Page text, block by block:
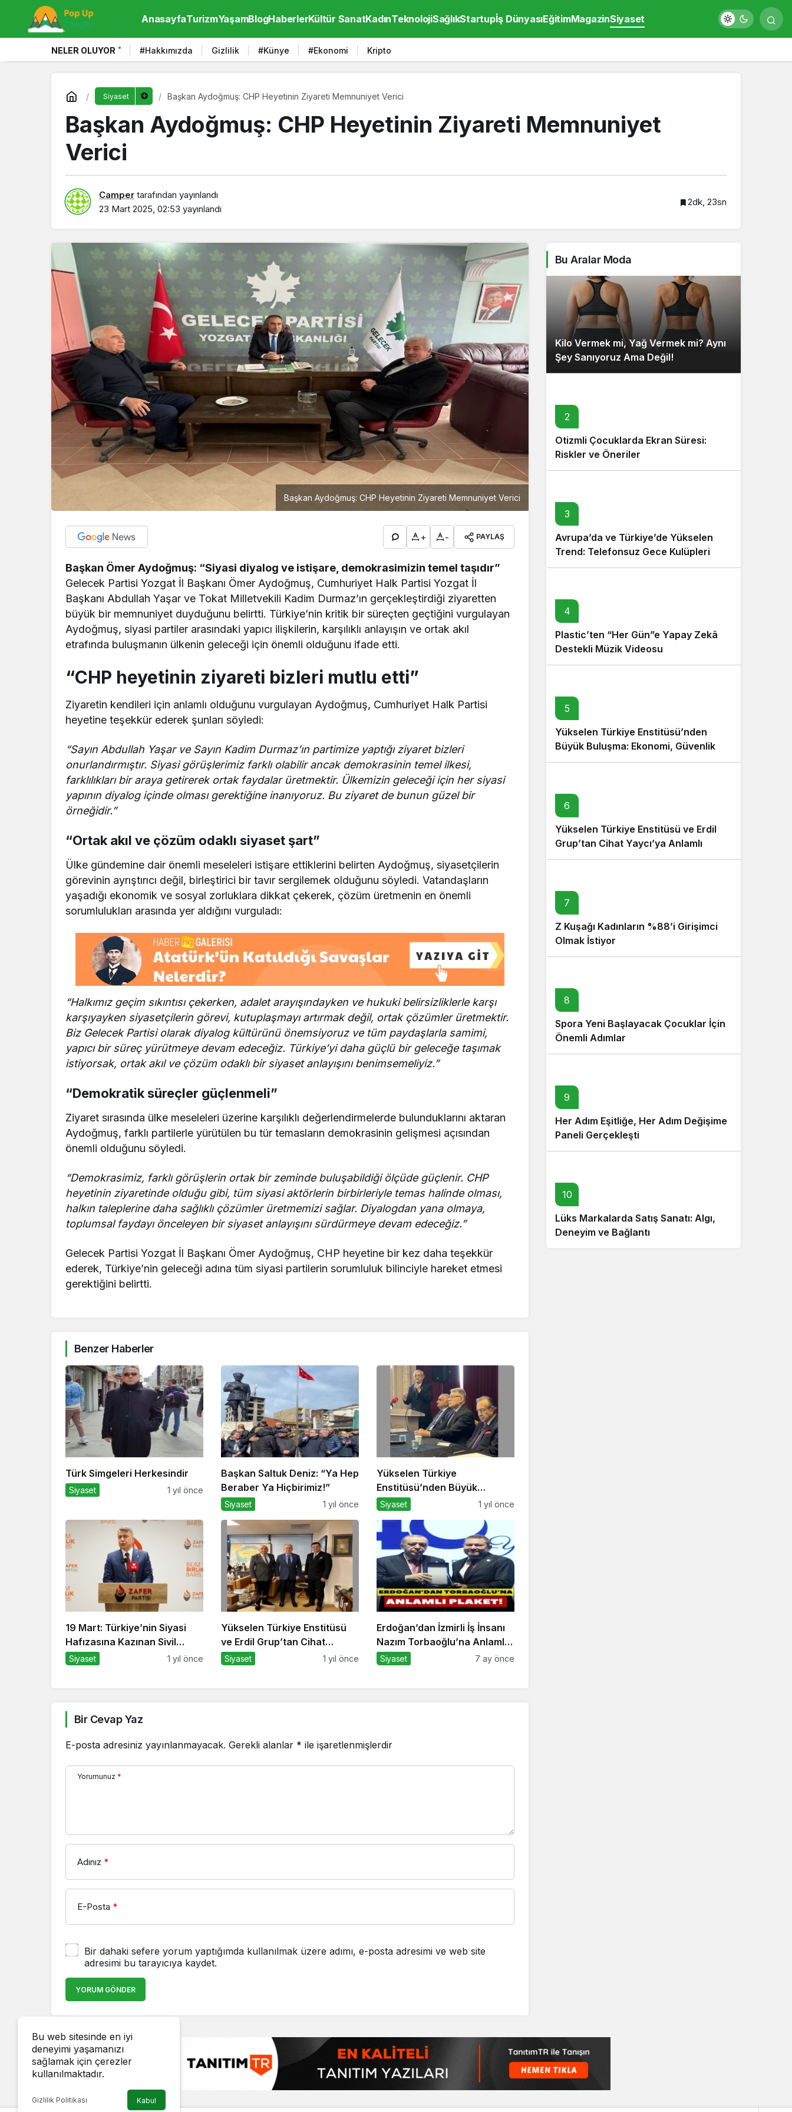
AnasayfaTurizmYaşamBlogHaberlerKültür SanatKadınTeknolojiSağlıkStartupİş DünyasıEğitimMagazinSiyaset
NELER OLUYOR #Hakkımızda Gizlilik #Künye #Ekonomi Kripto
Siyaset Başkan Aydoğmuş: CHP Heyetinin Ziyareti Memnuniyet Verici
Başkan Aydoğmuş: CHP Heyetinin Ziyareti Memnuniyet
Verici
Camper tarafından yayınlandı
23 Mart 2025, 02:53 yayınlandı
2dk, 23sn
Başkan Aydoğmuş: CHP Heyetinin Ziyareti Memnuniyet Verici
+ - PAYLAŞ
Başkan Ömer Aydoğmuş: “Siyasi diyalog ve istişare, demokrasimizin temel taşıdır”
Gelecek Partisi Yozgat İl Başkanı Ömer Aydoğmuş, Cumhuriyet Halk Partisi Yozgat İl
Başkanı Abdullah Yaşar ve Tokat Milletvekili Kadim Durmaz’ın gerçekleştirdiği ziyaretten
büyük bir memnuniyet duyduğunu belirtti. Türkiye’nin kritik bir süreçten geçtiğini vurgulayan
Aydoğmuş, siyasi partiler arasındaki yapıcı ilişkilerin, karşılıklı anlayışın ve ortak akıl
etrafında buluşmanın ülkenin geleceği için önemli olduğunu ifade etti.
“CHP heyetinin ziyareti bizleri mutlu etti”
Ziyaretin kendileri için anlamlı olduğunu vurgulayan Aydoğmuş, Cumhuriyet Halk Partisi
heyetine teşekkür ederek şunları söyledi:
“Sayın Abdullah Yaşar ve Sayın Kadim Durmaz’ın partimize yaptığı ziyaret bizleri
onurlandırmıştır. Siyasi görüşlerimiz farklı olabilir ancak demokrasinin temel ilkesi,
farklılıkları bir araya getirerek ortak faydalar üretmektir. Ülkemizin geleceği için her siyasi
yapının diyalog içinde olması gerektiğine inanıyoruz. Bu ziyaret de bunun güzel bir
örneğidir.”
“Ortak akıl ve çözüm odaklı siyaset şart”
Ülke gündemine dair önemli meseleleri istişare ettiklerini belirten Aydoğmuş, siyasetçilerin
görevinin ayrıştırıcı değil, birleştirici bir tavır sergilemek olduğunu söyledi. Vatandaşların
yaşadığı ekonomik ve sosyal zorluklara dikkat çekerek, çözüm üretmenin en önemli
sorumlulukları arasında yer aldığını vurguladı:
“Halkımız geçim sıkıntısı çekerken, adalet arayışındayken ve hukuki belirsizliklerle karşı
karşıyayken siyasetçilerin görevi, kutuplaşmayı artırmak değil, ortak çözümler üretmektir.
Biz Gelecek Partisi olarak diyalog kültürünü önemsiyoruz ve tüm paydaşlarla samimi,
yapıcı bir süreç yürütmeye devam edeceğiz. Türkiye’yi daha güçlü bir geleceğe taşımak
istiyorsak, ortak akıl ve çözüm odaklı bir siyaset anlayışını benimsemeliyiz.”
“Demokratik süreçler güçlenmeli”
Ziyaret sırasında ülke meseleleri üzerine karşılıklı değerlendirmelerde bulunduklarını aktaran
Aydoğmuş, farklı partilerle yürütülen bu tür temasların demokrasinin gelişmesi açısından
önemli olduğunu söyledi.
“Demokrasimiz, farklı görüşlerin ortak bir zeminde buluşabildiği ölçüde güçlenir. CHP
heyetinin ziyaretinde olduğu gibi, tüm siyasi aktörlerin birbirleriyle temas halinde olması,
halkın taleplerine daha sağlıklı çözümler üretmemizi sağlar. Diyalogdan yana olmaya,
toplumsal faydayı önceleyen bir siyaset anlayışını sürdürmeye devam edeceğiz.”
Gelecek Partisi Yozgat İl Başkanı Ömer Aydoğmuş, CHP heyetine bir kez daha teşekkür
ederek, Türkiye’nin geleceği adına tüm siyasi partilerin sorumluluk bilinciyle hareket etmesi
gerektiğini belirtti.
Benzer Haberler
Türk Simgeleri Herkesindir
Siyaset 1 yıl önce
Başkan Saltuk Deniz: “Ya Hep
Beraber Ya Hiçbirimiz!”
Siyaset 1 yıl önce
Yükselen Türkiye
Enstitüsü’nden Büyük
Buluşma: Ekonomi, Güvenlik
Konferansı
Siyaset 1 yıl önce
19 Mart: Türkiye’nin Siyasi
Hafızasına Kazınan Sivil
Darbe
Siyaset 1 yıl önce
Yükselen Türkiye Enstitüsü
ve Erdil Grup’tan Cihat
Yaycı’ya Anlamlı Ziyaret
Siyaset 1 yıl önce
Erdoğan’dan İzmirli İş İnsanı
Nazım Torbaoğlu’na Anlamlı
Plaket
Siyaset 7 ay önce
Bir Cevap Yaz
E-posta adresiniz yayınlanmayacak. Gerekli alanlar * ile işaretlenmişlerdir
Yorumunuz *
Adınız *
E-Posta *
Bir dahaki sefere yorum yaptığımda kullanılmak üzere adımı, e-posta adresimi ve web site
adresimi bu tarayıcıya kaydet.
YORUM GÖNDER
Bu Aralar Moda
Kilo Vermek mi, Yağ Vermek mi? Aynı
Şey Sanıyoruz Ama Değil!
2
Otizmli Çocuklarda Ekran Süresi:
Riskler ve Öneriler
3
Avrupa’da ve Türkiye’de Yükselen
Trend: Telefonsuz Gece Kulüpleri
4
Plastic’ten “Her Gün”e Yapay Zekâ
Destekli Müzik Videosu
5
Yükselen Türkiye Enstitüsü’nden
Büyük Buluşma: Ekonomi, Güvenlik
Politikaları ve Hukuk Konferansı
6
Yükselen Türkiye Enstitüsü ve Erdil
Grup’tan Cihat Yaycı’ya Anlamlı
Ziyaret
7
Z Kuşağı Kadınların %88’i Girişimci
Olmak İstiyor
8
Spora Yeni Başlayacak Çocuklar İçin
Önemli Adımlar
9
Her Adım Eşitliğe, Her Adım Değişime
Paneli Gerçekleşti
10
Lüks Markalarda Satış Sanatı: Algı,
Deneyim ve Bağlantı
Bu web sitesinde en iyi
deneyimi yaşamanızı
sağlamak için çerezler
kullanılmaktadır.
Gizlilik Politikası Kabul